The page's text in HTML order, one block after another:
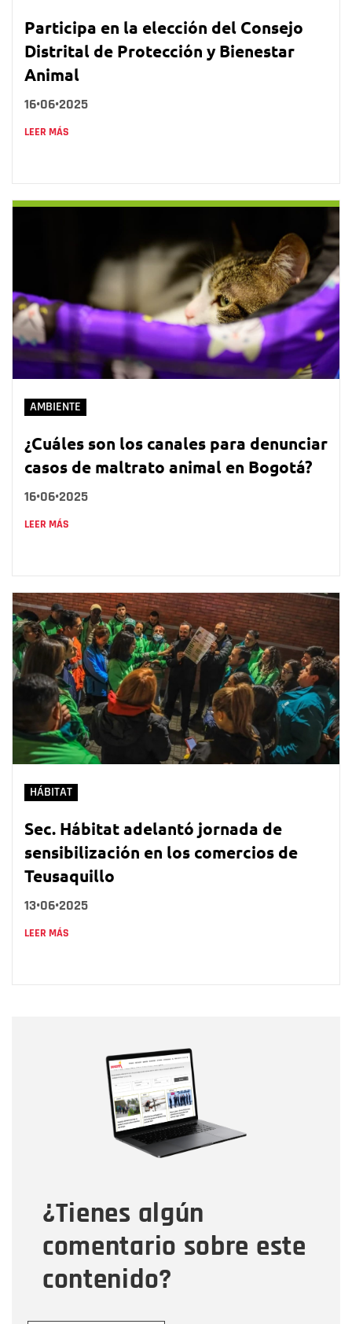
Participa en la elección del Consejo
Distrital de Protección y Bienestar
Animal
16•06•2025
LEER MÁS
AMBIENTE
¿Cuáles son los canales para denunciar
casos de maltrato animal en Bogotá?
16•06•2025
LEER MÁS
HÁBITAT
Sec. Hábitat adelantó jornada de
sensibilización en los comercios de
Teusaquillo
13•06•2025
LEER MÁS
¿Tienes algún
comentario sobre este
contenido?
Correo electrónico
Tipo de comentario
Mensaje